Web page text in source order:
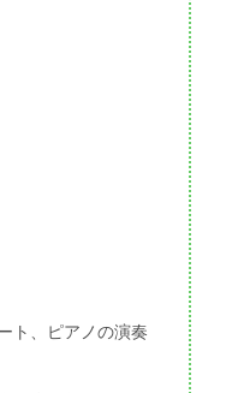
ト、ピアノの演奏